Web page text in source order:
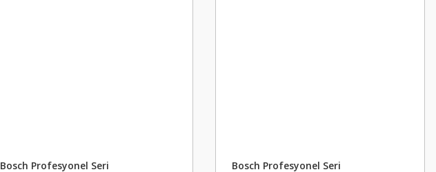
Bosch Profesyonel Seri Bosch Profesyonel Seri